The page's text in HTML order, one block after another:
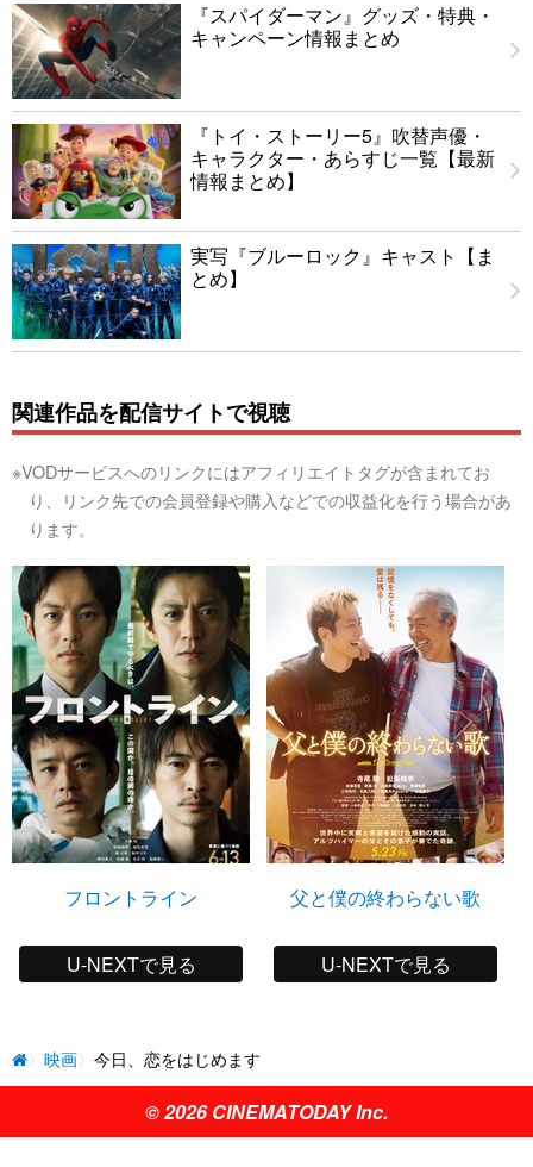
『スパイダーマン』グッズ・特典・
キャンペーン情報まとめ
『トイ・ストーリー5』吹替声優・
キャラクター・あらすじ一覧【最新
情報まとめ】
実写『ブルーロック』キャスト【ま
とめ】
関連作品を配信サイトで視聴
※VODサービスへのリンクにはアフィリエイトタグが含まれてお
り、リンク先での会員登録や購入などでの収益化を行う場合があ
ります。
フロントライン
U-NEXTで見る
父と僕の終わらない歌
U-NEXTで見る
映画 今日、恋をはじめます
© 2026 CINEMATODAY Inc.